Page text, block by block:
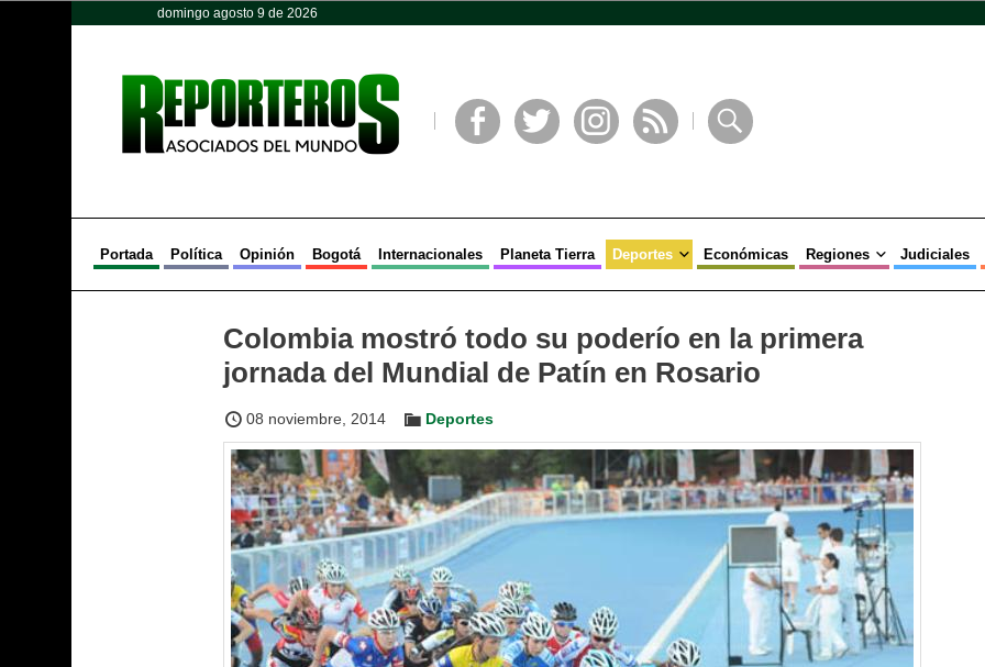
domingo agosto 9 de 2026
Portada Política Opinión Bogotá Internacionales Planeta Tierra Deportes Económicas Regiones Judiciales
Colombia mostró todo su poderío en la primera
jornada del Mundial de Patín en Rosario
08 noviembre, 2014 Deportes
Opinión Política